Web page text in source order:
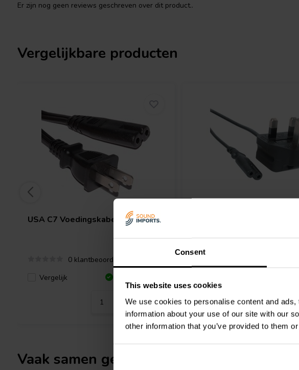
Consent
This website uses cookies
We use cookies to personalise content and
information about your use of our site with our
other information that you’ve provided to them
Er zijn nog geen reviews geschreven over dit product..
Vergelijkbare producten
USA C7 Voedingskabel 1.5m
0 klantbeoordelingen
Vergelijk
Vaak samen gekocht